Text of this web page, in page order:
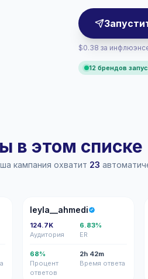
$0.38 за
12 брендов
в этом списке
кампания охватит 23
L
leyla__ahmedi
124.7K
Аудитория
6.83%
ER
68%
Процент
ответов
2h 42m
Время ответа